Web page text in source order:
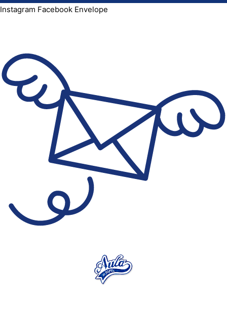
Instagram Facebook Envelope